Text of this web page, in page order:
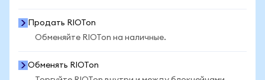
Продать RIOTon
Обменяйте RIOTon на наличные.
Обменять RIOTon